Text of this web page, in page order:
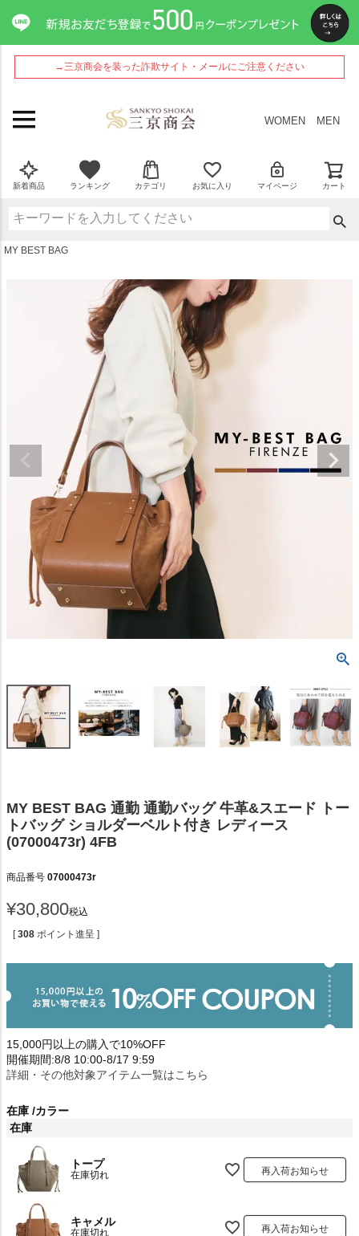
→三京商会を装った詐欺サイト・メールにご注意ください
WOMEN MEN
新着商品 ランキング カテゴリ お気に入り マイページ カート
MY BEST BAG
MY BEST BAG 通勤 通勤バッグ 牛革&スエード トー
トバッグ ショルダーベルト付き レディース
(07000473r) 4FB
商品番号 07000473r
¥30,800税込
[ 308 ポイント進呈 ]
15,000円以上の購入で10%OFF
開催期間:8/8 10:00-8/17 9:59
詳細・その他対象アイテム一覧はこちら
在庫 カラー
在庫
トープ
在庫切れ 再入荷お知らせ
キャメル
在庫切れ 再入荷お知らせ
ペー
ジト
ップ
へ